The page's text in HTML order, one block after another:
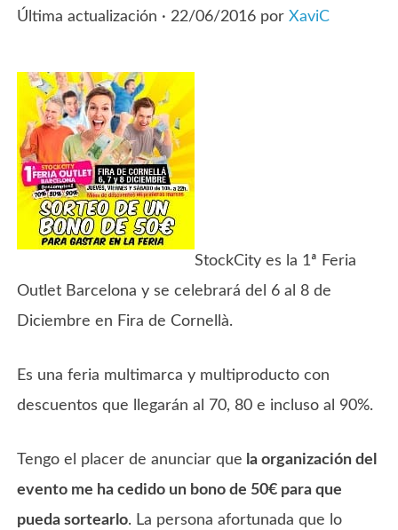
Última actualización · 22/06/2016 porXaviC
StockCity es la 1ª Feria
Outlet Barcelona y se celebrará del 6 al 8 de
Diciembre en Fira de Cornellà.
Es una feria multimarca y multiproducto con
descuentos que llegarán al 70, 80 e incluso al 90%.
Tengo el placer de anunciar que la organización del
evento me ha cedido un bono de 50€ para que
pueda sortearlo. La persona afortunada que lo